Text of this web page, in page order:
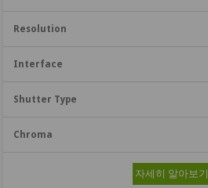
자세히 알아보기